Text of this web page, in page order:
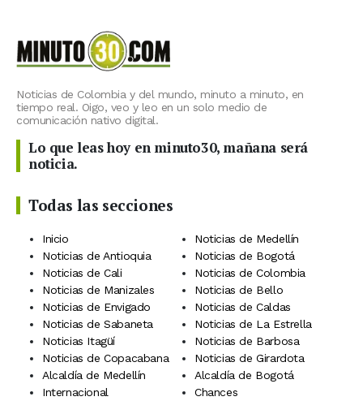
Noticias de Colombia y del mundo, minuto a minuto, en
tiempo real. Oigo, veo y leo en un solo medio de
comunicación nativo digital.
Lo que leas hoy en minuto30, mañana será
noticia.
Todas las secciones
Inicio
Noticias de Medellín
Noticias de Antioquia
Noticias de Bogotá
Noticias de Cali
Noticias de Colombia
Noticias de Manizales
Noticias de Bello
Noticias de Envigado
Noticias de Caldas
Noticias de Sabaneta
Noticias de La Estrella
Noticias Itagüí
Noticias de Barbosa
Noticias de Copacabana
Noticias de Girardota
Alcaldía de Medellín
Alcaldía de Bogotá
Internacional
Chances